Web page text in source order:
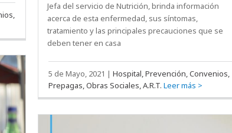
Jefa del servicio de Nutrición, brinda información
acerca de esta enfermedad, sus síntomas,
tratamiento y las principales precauciones que se
deben tener en casa
5 de Mayo, 2021 |Hospital, Prevención, Convenios,
Prepagas, Obras Sociales, A.R.T. Leer más >